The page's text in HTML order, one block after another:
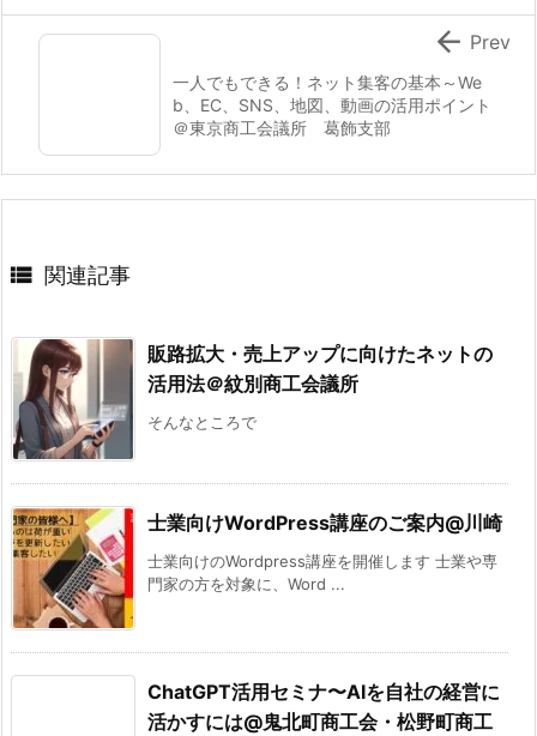
一人でもできる！ネット集客の基本～We
b、EC、SNS、地図、動画の活用ポイント
＠東京商工会議所 葛飾支部
 Prev
 関連記事
販路拡大・売上アップに向けたネットの
活用法＠紋別商工会議所
そんなところで
士業向けWordPress講座のご案内@川崎
士業向けのWordpress講座を開催します 士業や専
門家の方を対象に、Word ...
ChatGPT活用セミナ〜AIを自社の経営に
活かすには@鬼北町商工会・松野町商工